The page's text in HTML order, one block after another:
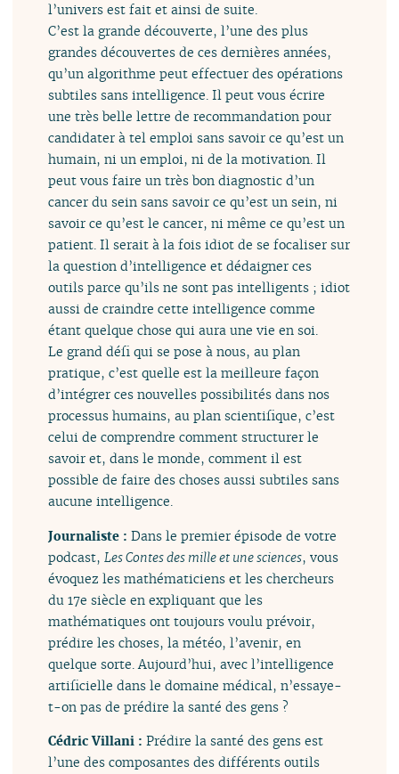
l’univers est fait et ainsi de suite.
C’est la grande découverte, l’une des plus
grandes découvertes de ces dernières années,
qu’un algorithme peut effectuer des opérations
subtiles sans intelligence. Il peut vous écrire
une très belle lettre de recommandation pour
candidater à tel emploi sans savoir ce qu’est un
humain, ni un emploi, ni de la motivation. Il
peut vous faire un très bon diagnostic d’un
cancer du sein sans savoir ce qu’est un sein, ni
savoir ce qu’est le cancer, ni même ce qu’est un
patient. Il serait à la fois idiot de se focaliser sur
la question d’intelligence et dédaigner ces
outils parce qu’ils ne sont pas intelligents ; idiot
aussi de craindre cette intelligence comme
étant quelque chose qui aura une vie en soi.
Le grand défi qui se pose à nous, au plan
pratique, c’est quelle est la meilleure façon
d’intégrer ces nouvelles possibilités dans nos
processus humains, au plan scientifique, c’est
celui de comprendre comment structurer le
savoir et, dans le monde, comment il est
possible de faire des choses aussi subtiles sans
aucune intelligence.
Journaliste :Dans le premier épisode de votre
podcast, Les Contes des mille et une sciences, vous
évoquez les mathématiciens et les chercheurs
du 17e siècle en expliquant que les
mathématiques ont toujours voulu prévoir,
prédire les choses, la météo, l’avenir, en
quelque sorte. Aujourd’hui, avec l’intelligence
artificielle dans le domaine médical, n’essaye-
t-on pas de prédire la santé des gens ?
Cédric Villani :Prédire la santé des gens est
l’une des composantes des différents outils